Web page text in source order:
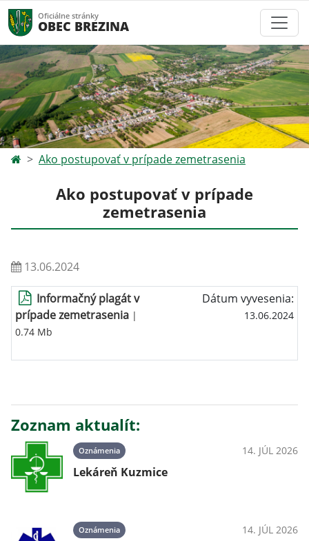
Oficiálne stránky
OBEC BREZINA
Ako postupovať v prípade zemetrasenia
Ako postupovať v prípade
zemetrasenia
13.06.2024
Informačný plagát v
prípade zemetrasenia |
0.74 Mb
Dátum vyvesenia:
13.06.2024
Zoznam aktualít:
Oznámenia 14. JÚL 2026
Lekáreň Kuzmice
Oznámenia 14. JÚL 2026